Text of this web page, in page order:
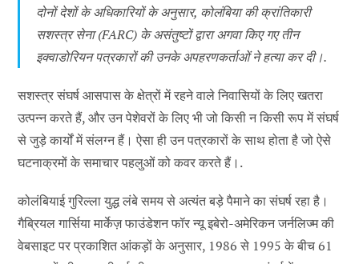
दोनों देशों के अधिकारियों के अनुसार, कोलंबिया की क्रांतिकारी
सशस्त्र सेना (FARC) के असंतुष्टों द्वारा अगवा किए गए तीन
इक्वाडोरियन पत्रकारों की उनके अपहरणकर्ताओं ने हत्या कर दी।.
सशस्त्र संघर्ष आसपास के क्षेत्रों में रहने वाले निवासियों के लिए खतरा
उत्पन्न करते हैं, और उन पेशेवरों के लिए भी जो किसी न किसी रूप में संघर्ष
से जुड़े कार्यों में संलग्न हैं। ऐसा ही उन पत्रकारों के साथ होता है जो ऐसे
घटनाक्रमों के समाचार पहलुओं को कवर करते हैं।.
कोलंबियाई गुरिल्ला युद्ध लंबे समय से अत्यंत बड़े पैमाने का संघर्ष रहा है।
गैब्रियल गार्सिया मार्केज़ फाउंडेशन फॉर न्यू इबेरो-अमेरिकन जर्नलिज्म की
वेबसाइट पर प्रकाशित आंकड़ों के अनुसार, 1986 से 1995 के बीच 61